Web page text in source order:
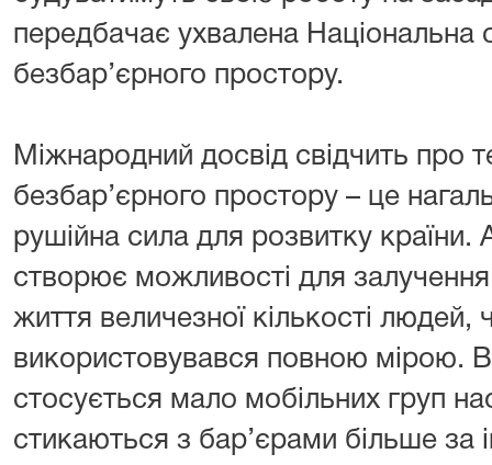
передбачає ухвалена Національна
безбар’єрного простору.
Міжнародний досвід свідчить про
безбар’єрного простору – це
рушійна сила для розвитку країни.
створює можливості для залучення
життя величезної кількості людей,
використовувався повною мірою.
стосується мало мобільних груп
стикаються з бар’єрами більше за